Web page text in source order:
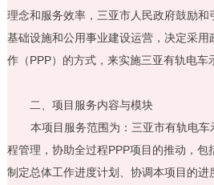
理念和服务效率，三亚市人民政府鼓励和
基础设施和公用事业建设运营，决定采用
作（PPP）的方式，来实施三亚有轨电车
二、项目服务内容与模块
本项目服务范围为：三亚市有轨电车
程管理，协助全过程PPP项目的推动，包
制定总体工作进度计划、协调本项目的进